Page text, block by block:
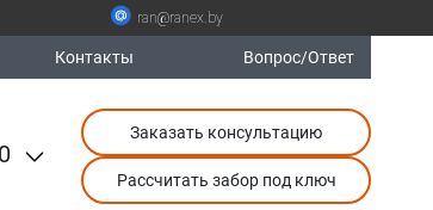
ran@ranex.by
Контакты Вопрос/Ответ
Заказать консультацию
Рассчитать забор под ключ